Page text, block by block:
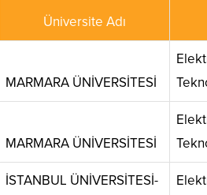
Üniversite Adı
MARMARA ÜNİVERSİTESİ
MARMARA ÜNİVERSİTESİ
İSTANBUL ÜNİVERSİTESİ-